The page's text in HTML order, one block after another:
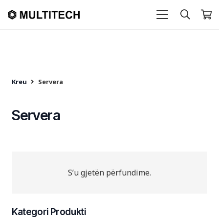
Kreu Servera
Servera
Kategori Produkti
S’u gjetën përfundime.